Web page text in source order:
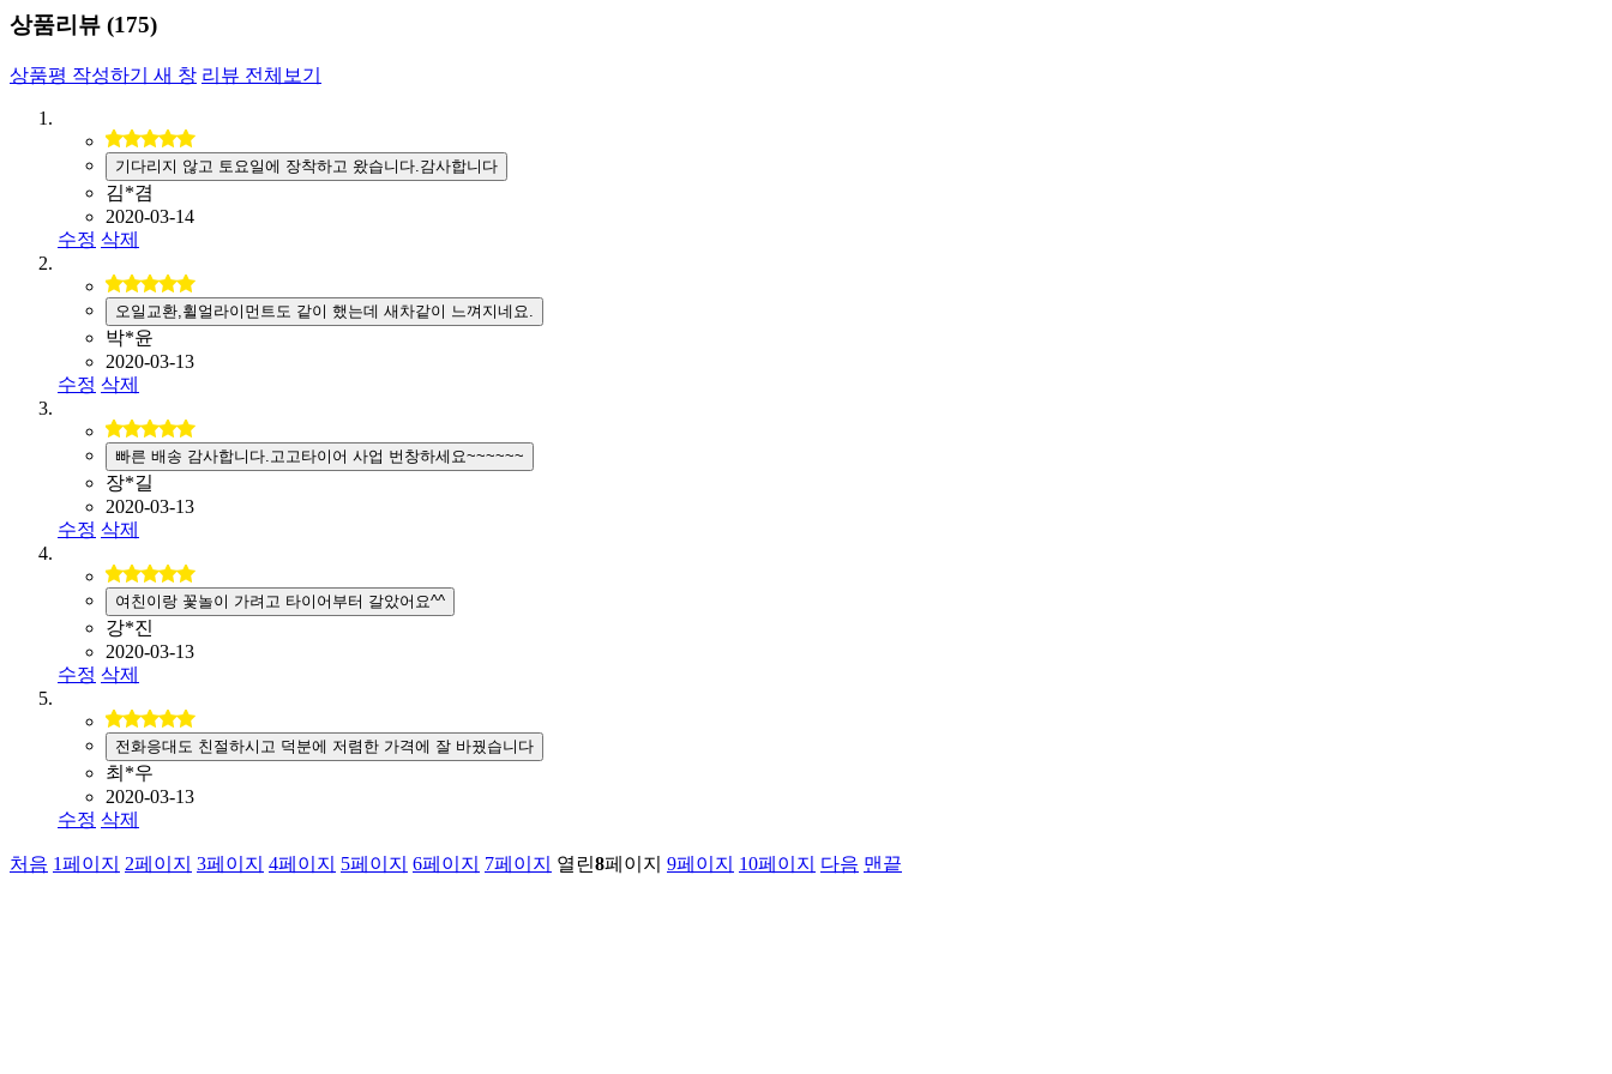
상품리뷰 (175)
상품평 작성하기 새 창 리뷰 전체보기
기다리지 않고 토요일에 장착하고 왔습니다.감사합니다
김*겸
2020-03-14
수정 삭제
오일교환,휠얼라이먼트도 같이 했는데 새차같이 느껴지네요.
박*윤
2020-03-13
수정 삭제
빠른 배송 감사합니다.고고타이어 사업 번창하세요~~~~~~
장*길
2020-03-13
수정 삭제
여친이랑 꽃놀이 가려고 타이어부터 갈았어요^^
강*진
2020-03-13
수정 삭제
전화응대도 친절하시고 덕분에 저렴한 가격에 잘 바꿨습니다
최*우
2020-03-13
수정 삭제
처음 1페이지 2페이지 3페이지 4페이지 5페이지 6페이지 7페이지 열린8페이지 9페이지 10페이지 다음 맨끝